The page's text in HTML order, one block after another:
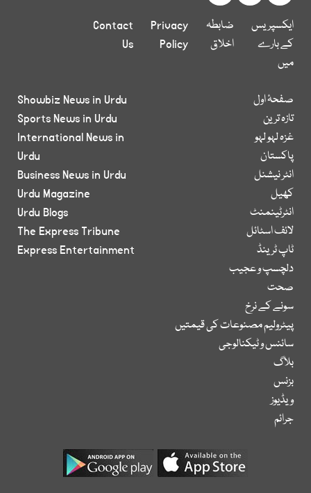
ایکسپریس
کے بارے
میں
ضابطہ
اخلاق
Privacy
Policy
Contact
Us
صفحۂ اول
تازہ ترین
غزہ لہو لہو
پاکستان
انٹر نیشنل
کھیل
انٹرٹینمنٹ
لائف اسٹائل
ٹاپ ٹرینڈ
دلچسپ و عجیب
صحت
سونے کے نرخ
پیٹرولیم مصنوعات کی قیمتیں
سائنس و ٹیکنالوجی
بلاگ
بزنس
ویڈیوز
جرائم
Showbiz News in Urdu
Sports News in Urdu
International News in
Urdu
Business News in Urdu
Urdu Magazine
Urdu Blogs
The Express Tribune
Express Entertainment